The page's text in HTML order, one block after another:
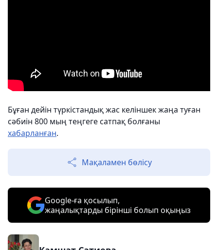
Бұған дейін түркістандық жас келіншек жаңа туған
сәбиін 800 мың теңгеге сатпақ болғаны
хабарланған.
Мақаламен бөлісу
Google-ға қосылып,
жаңалықтарды бірінші болып оқыңыз